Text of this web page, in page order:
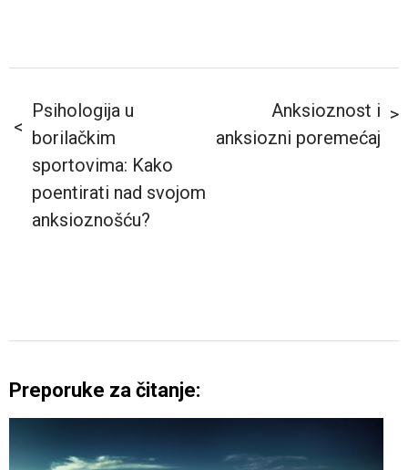
Psihologija u
borilačkim
sportovima: Kako
poentirati nad svojom
anksioznošću?
Anksioznost i
anksiozni poremećaj
Preporuke za čitanje: